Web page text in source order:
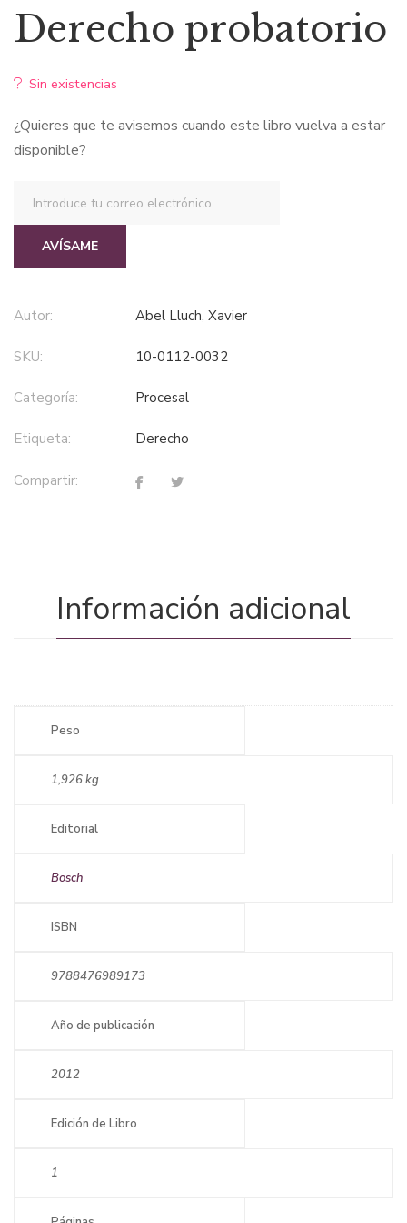
precio
original
precio
Derecho probatorio
Sin existencias
¿Quieres que te avisemos cuando este libro vuelva a estar
disponible?
AVÍSAME
Autor: Abel Lluch, Xavier
SKU: 10-0112-0032
Categoría: procesal
Etiqueta: derecho
Compartir:
Información adicional
Peso
1,926 kg
Editorial
Bosch
ISBN
9788476989173
Año de publicación
2012
Edición de Libro
1